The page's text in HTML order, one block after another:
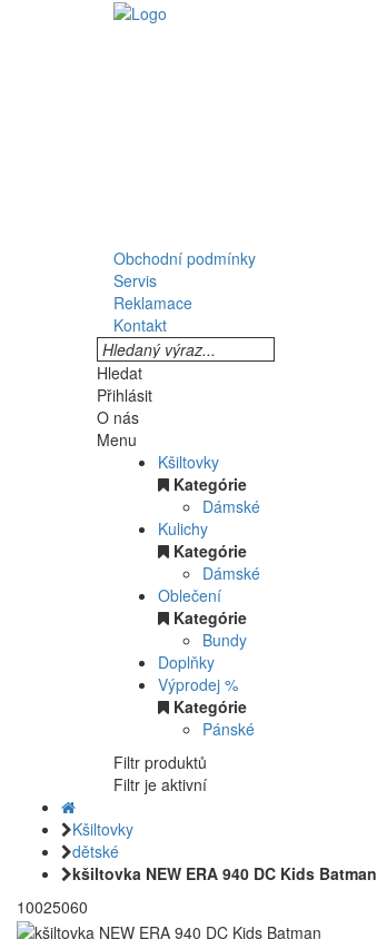
Obchodní podmínky
Servis
Reklamace
Kontakt
Hledat
Přihlásit
O nás
Menu
Kšiltovky
Kategórie
Dámské
Kulichy
Kategórie
Dámské
Oblečení
Kategórie
Bundy
Doplňky
Výprodej %
Kategórie
Pánské
Filtr produktů
Filtr je aktivní
Kšiltovky
dětské
kšiltovka NEW ERA 940 DC Kids Batman
10025060